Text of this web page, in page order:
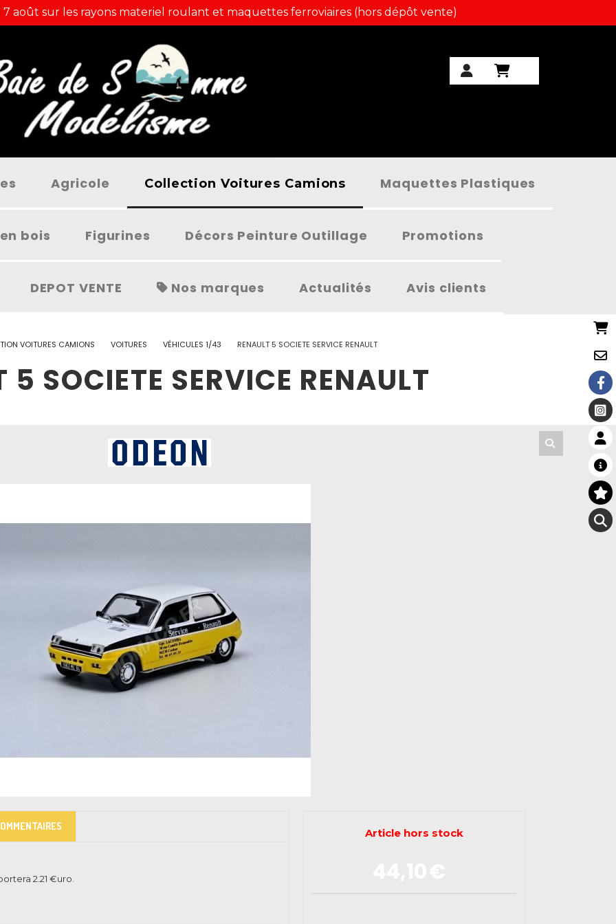
7 août sur les rayons materiel roulant et maquettes ferroviaires (hors dépôt vente)
Agricole Collection Voitures Camions Maquettes Plastiques
bois Figurines Décors Peinture Outillage Promotions
DEPOT VENTE Nos marques Actualités Avis clients
VOITURES CAMIONS VOITURES VÉHICULES 1/43 RENAULT 5 SOCIETE SERVICE RENAULT
5 SOCIETE SERVICE RENAULT
Article hors stock
2.21 €uro.